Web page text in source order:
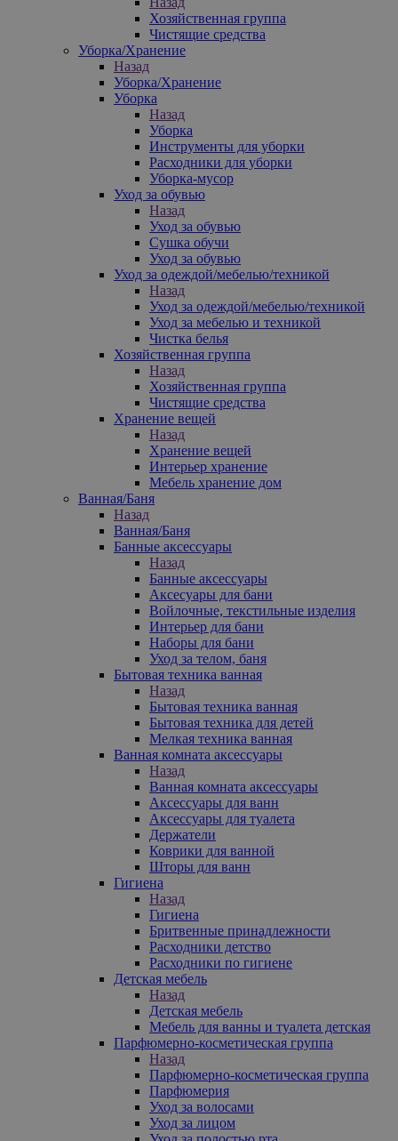
Хозяйственная группа
Чистящие средства
Уборка/Хранение
Назад
Уборка/Хранение
Уборка
Назад
Уборка
Инструменты для уборки
Расходники для уборки
Уборка-мусор
Уход за обувью
Назад
Уход за обувью
Сушка обучи
Уход за обувью
Уход за одеждой/мебелью/техникой
Назад
Уход за одеждой/мебелью/техникой
Уход за мебелью и техникой
Чистка белья
Хозяйственная группа
Назад
Хозяйственная группа
Чистящие средства
Хранение вещей
Назад
Хранение вещей
Интерьер хранение
Мебель хранение дом
Ванная/Баня
Назад
Ванная/Баня
Банные аксессуары
Назад
Банные аксессуары
Аксесуары для бани
Войлочные, текстильные изделия
Интерьер для бани
Наборы для бани
Уход за телом, баня
Бытовая техника ванная
Назад
Бытовая техника ванная
Бытовая техника для детей
Мелкая техника ванная
Ванная комната аксессуары
Назад
Ванная комната аксессуары
Аксессуары для ванн
Аксессуары для туалета
Держатели
Коврики для ванной
Шторы для ванн
Гигиена
Назад
Гигиена
Бритвенные принадлежности
Расходники детство
Расходники по гигиене
Детская мебель
Назад
Детская мебель
Мебель для ванны и туалета детская
Парфюмерно-косметическая группа
Назад
Парфюмерно-косметическая группа
Парфюмерия
Уход за волосами
Уход за лицом